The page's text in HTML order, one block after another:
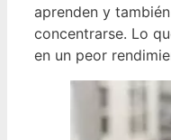
aprenden y
concentrarse. Lo
en un peor